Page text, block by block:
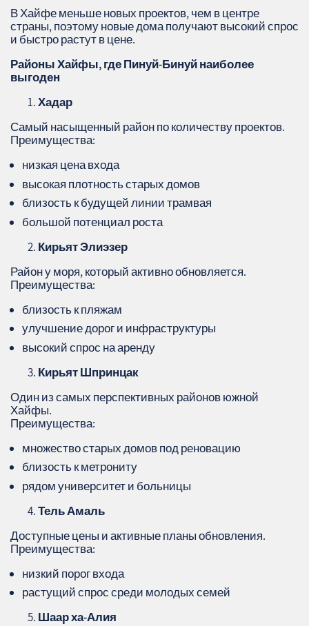
В Хайфе меньше новых проектов, чем в центре
страны, поэтому новые дома получают высокий спрос
и быстро растут в цене.
Районы Хайфы, где Пинуй‑Бинуй наиболее
выгоден
Хадар
Самый насыщенный район по количеству проектов.
Преимущества:
низкая цена входа
высокая плотность старых домов
близость к будущей линии трамвая
большой потенциал роста
Кирьят Элиэзер
Район у моря, который активно обновляется.
Преимущества:
близость к пляжам
улучшение дорог и инфраструктуры
высокий спрос на аренду
Кирьят Шпринцак
Один из самых перспективных районов южной
Хайфы.
Преимущества:
множество старых домов под реновацию
близость к метрониту
рядом университет и больницы
Тель Амаль
Доступные цены и активные планы обновления.
Преимущества:
низкий порог входа
растущий спрос среди молодых семей
Шаар ха-Алия